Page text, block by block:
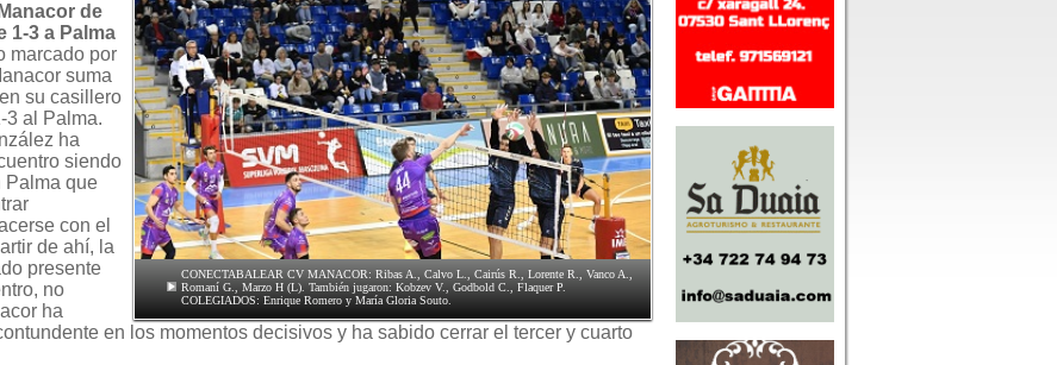
CONECTABALEAR CV MANACOR: Ribas A., Calvo L., Cairús R., Lorente R., Vanco A.,
Romaní G., Marzo H (L). También jugaron: Kobzev V., Godbold C., Flaquer P.
COLEGIADOS: Enrique Romero y María Gloria Souto.
de
1-3 a Palma
marcado por
suma
su casillero
3 al Palma.
ha
siendo
Palma que
con el
de ahí, la
presente
no
ha
en los momentos decisivos y ha sabido cerrar el tercer y cuarto